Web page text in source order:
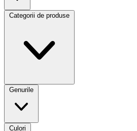
Categorii de produse
Genurile
Culori